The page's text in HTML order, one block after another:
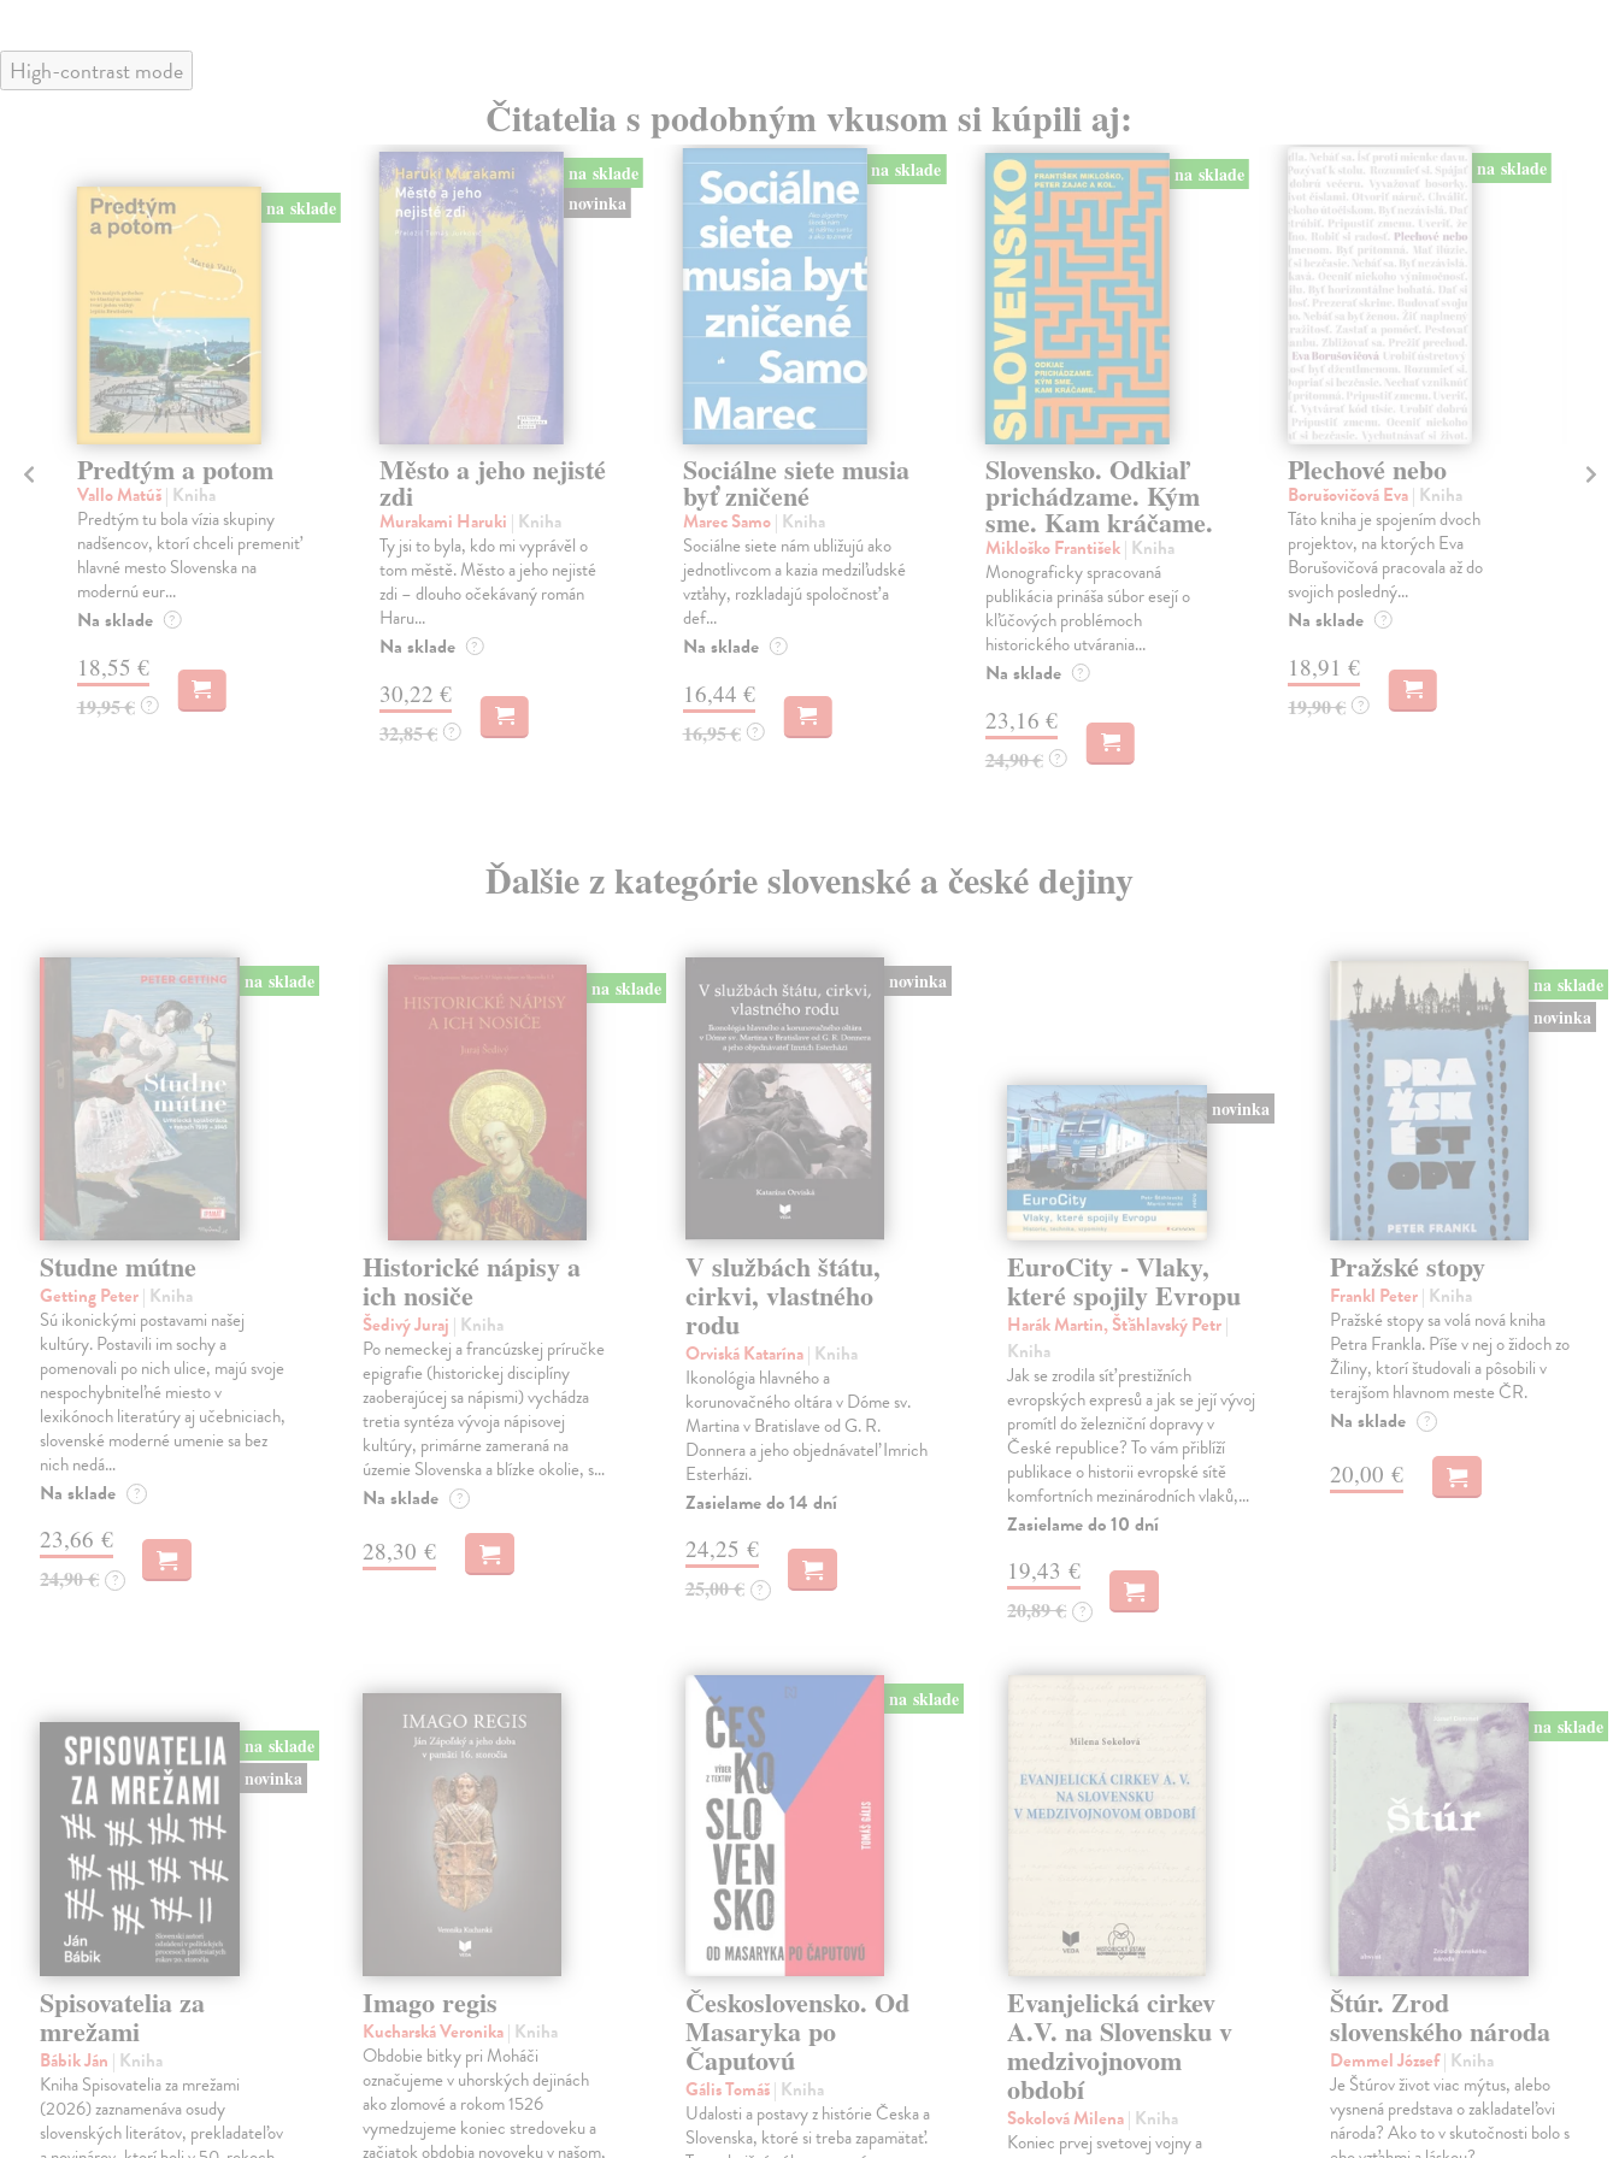
High-contrast mode
Čitatelia s podobným vkusom si kúpili aj:
na sklade
Predtým a potom
Vallo Matúš| Kniha
Predtým tu bola vízia skupiny
nadšencov, ktorí chceli premeniť
hlavné mesto Slovenska na
modernú eur...
Na sklade ?
18,55 €
19,95 € ?
na sklade
novinka
Město a jeho nejisté
zdi
Murakami Haruki | Kniha
Ty jsi to byla, kdo mi vyprávěl o
tom městě. Město a jeho nejisté
zdi – dlouho očekávaný román
Haru...
Na sklade ?
30,22 €
32,85 € ?
na sklade
Sociálne siete musia
byť zničené
Marec Samo| Kniha
Sociálne siete nám ubližujú ako
jednotlivcom a kazia medziľudské
vzťahy, rozkladajú spoločnosť a
def...
Na sklade ?
16,44 €
16,95 € ?
na sklade
Slovensko. Odkiaľ
prichádzame. Kým
sme. Kam kráčame.
Mikloško František| Kniha
Monograficky spracovaná
publikácia prináša súbor esejí o
kľúčových problémoch
historického utvárania...
Na sklade ?
23,16 €
24,90 € ?
na sklade
Plechové nebo
Borušovičová Eva| Kniha
Táto kniha je spojením dvoch
projektov, na ktorých Eva
Borušovičová pracovala až do
svojich posledný...
Na sklade ?
18,91 €
19,90 € ?
Ďalšie z kategórie slovenské a české dejiny
na sklade
Studne mútne
Getting Peter| Kniha
Sú ikonickými postavami našej
kultúry. Postavili im sochy a
pomenovali po nich ulice, majú svoje
nespochybniteľné miesto v
lexikónoch literatúry aj učebniciach,
slovenské moderné umenie sa bez
nich nedá…
Na sklade ?
23,66 €
24,90 € ?
na sklade
Historické nápisy a
ich nosiče
Šedivý Juraj | Kniha
Po nemeckej a francúzskej príručke
epigrafie (historickej disciplíny
zaoberajúcej sa nápismi) vychádza
tretia syntéza vývoja nápisovej
kultúry, primárne zameraná na
územie Slovenska a blízke okolie, s…
Na sklade ?
28,30 €
novinka
V službách štátu,
cirkvi, vlastného
rodu
Orviská Katarína| Kniha
Ikonológia hlavného a
korunovačného oltára v Dóme sv.
Martina v Bratislave od G. R.
Donnera a jeho objednávateľ Imrich
Esterházi.
Zasielame do 14 dní
24,25 €
25,00 € ?
novinka
EuroCity - Vlaky,
které spojily Evropu
Harák Martin, Šťáhlavský Petr|
Kniha
Jak se zrodila síť prestižních
evropských expresů a jak se její vývoj
promítl do železniční dopravy v
České republice? To vám přiblíží
publikace o historii evropské sítě
komfortních mezinárodních vlaků,…
Zasielame do 10 dní
19,43 €
20,89 € ?
na sklade
novinka
Pražské stopy
Frankl Peter| Kniha
Pražské stopy sa volá nová kniha
Petra Frankla. Píše v nej o židoch zo
Žiliny, ktorí študovali a pôsobili v
terajšom hlavnom meste ČR.
Na sklade ?
20,00 €
na sklade
novinka
Spisovatelia za
mrežami
Bábik Ján | Kniha
Kniha Spisovatelia za mrežami
(2026) zaznamenáva osudy
slovenských literátov, prekladateľov
Imago regis
Kucharská Veronika| Kniha
Obdobie bitky pri Moháči
označujeme v uhorských dejinách
ako zlomové a rokom 1526
vymedzujeme koniec stredoveku a
začiatok obdobia novoveku v našom,
na sklade
Československo. Od
Masaryka po
Čaputovú
Gális Tomáš| Kniha
Udalosti a postavy z histórie Česka a
Slovenska, ktoré si treba zapamätať.
Evanjelická cirkev
A.V. na Slovensku v
medzivojnovom
období
Sokolová Milena| Kniha
Koniec prvej svetovej vojny a
na sklade
Štúr. Zrod
slovenského národa
Demmel József| Kniha
Je Štúrov život viac mýtus, alebo
vysnená predstava o zakladateľovi
národa? Ako to v skutočnosti bolo s